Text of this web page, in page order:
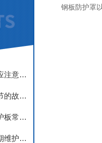
钢板防护罩维修过程中应注意事项分享
加工中心防护罩拉板脱节的故障解决措施
快速处置机床导轨伸缩护板常见故障是保障机床稳定运行的关键
建立加工中心防护罩定期维护机制是保障内部洁净的核心举措
钢板防护罩